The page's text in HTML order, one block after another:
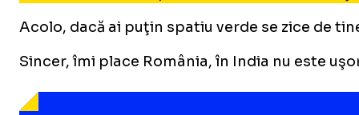
Acolo, dacă ai puţin spatiu verde se zice de
Sincer, îmi place România, în India nu este